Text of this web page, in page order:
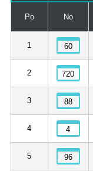
Po No
1 60
2 720
3 88
4 4
5 96